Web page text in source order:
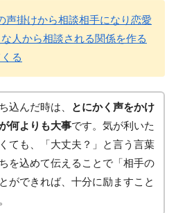
声掛けから相談相手になり恋愛
人から相談される関係を作る
る
込んだ時は、
とにかく声をかけ
何よりも大事です。気が利いた
ても、「大丈夫？」と言う言葉
を込めて伝えることで「相手の
ができれば、十分に励ますこと